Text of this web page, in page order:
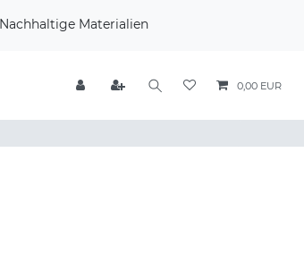
Nachhaltige Materialien
0,00 EUR